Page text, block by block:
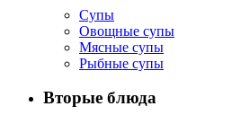
Супы
Овощные супы
Мясные супы
Рыбные супы
Вторые блюда